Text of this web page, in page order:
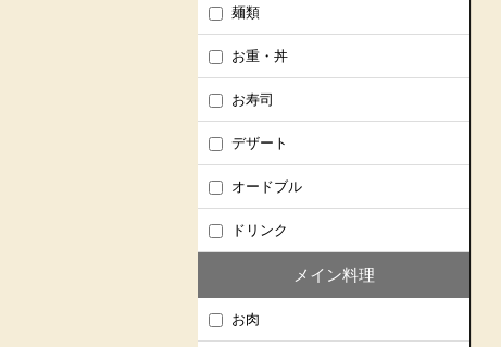
麺類
お重・丼
お寿司
デザート
オードブル
ドリンク
メイン料理
お肉